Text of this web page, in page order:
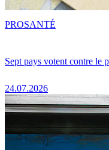
Sept pays votent contre le
24.07.2026
PROSANTÉ